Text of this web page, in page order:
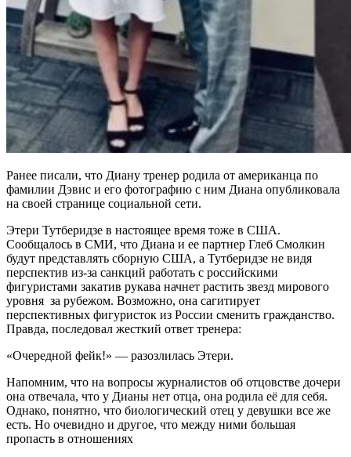
Ранее писали, что Диану тренер родила от американца по
фамилии Дэвис и его фотографию с ним Диана опубликовала
на своей странице социальной сети.
Этери Тутберидзе в настоящее время тоже в США.
Сообщалось в СМИ, что Диана и ее партнер Глеб Смолкин
будут представлять сборную США, а Тутберидзе не видя
перспектив из-за санкций работать с российскими
фигуристами закатив рукава начнет растить звезд мирового
уровня за рубежом. Возможно, она сагитирует
перспективных фигуристок из России сменить гражданство.
Правда, последовал жесткий ответ тренера:
«Очередной фейк!» — разозлилась Этери.
Напомним, что на вопросы журналистов об отцовстве дочери
она отвечала, что у Дианы нет отца, она родила её для себя.
Однако, понятно, что биологический отец у девушки все же
есть. Но очевидно и другое, что между ними большая
пропасть в отношениях